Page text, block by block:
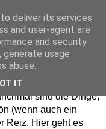
Einfach und schön -
sind die Dinge,
(wenn auch ein
Reiz. Hier geht es
deliver its services
and user-agent are
and security
usage
abuse.
IT